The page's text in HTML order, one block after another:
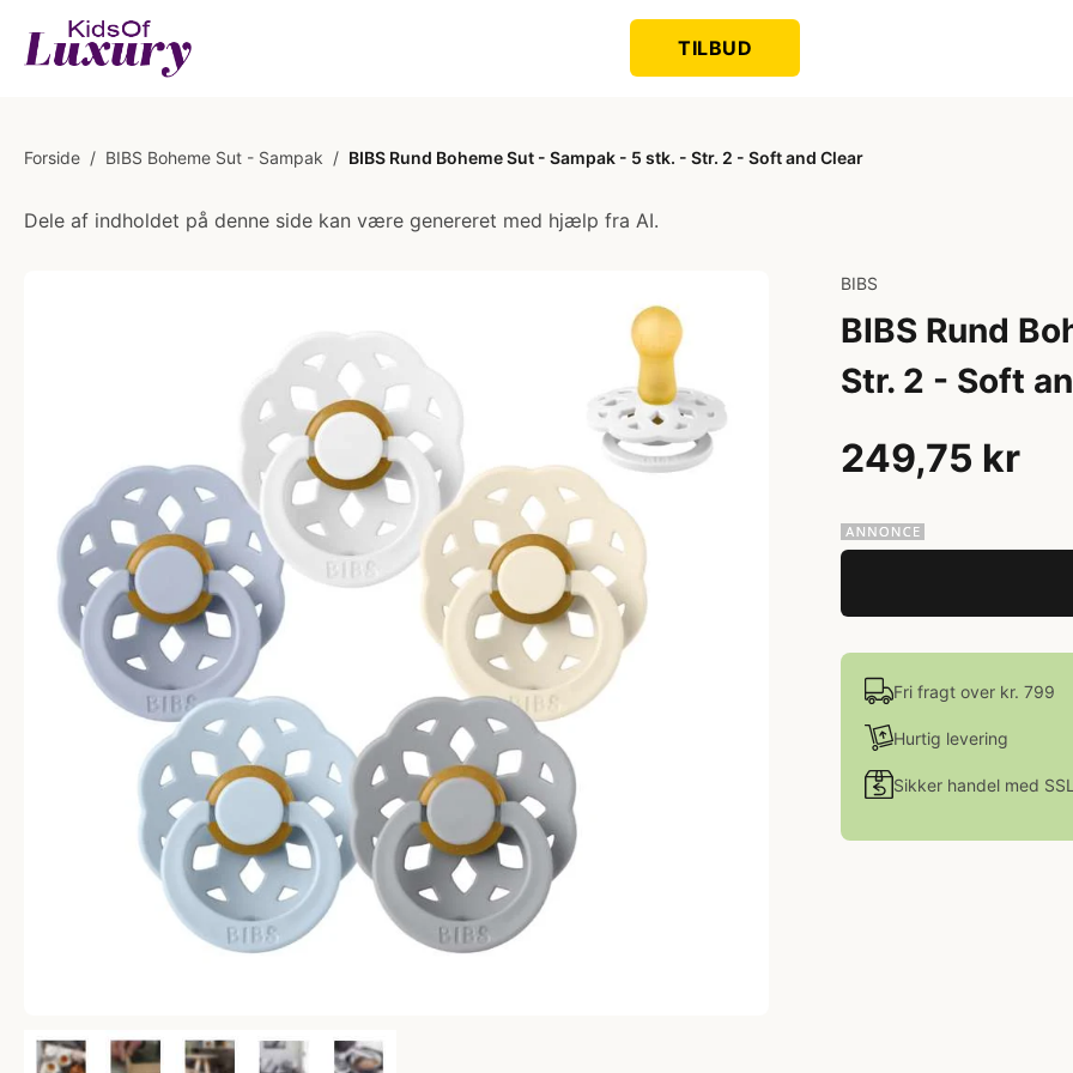
TILBUD
Forside / BIBS Boheme Sut - Sampak / BIBS Rund Boheme Sut - Sampak - 5 stk. - Str. 2 - Soft and Clear
Dele af indholdet på denne side kan være genereret med hjælp fra AI.
BIBS
BIBS Rund
Str. 2 - Soft
249,75 kr
Fri fragt over kr. 799
Hurtig levering
Sikker handel med SSL